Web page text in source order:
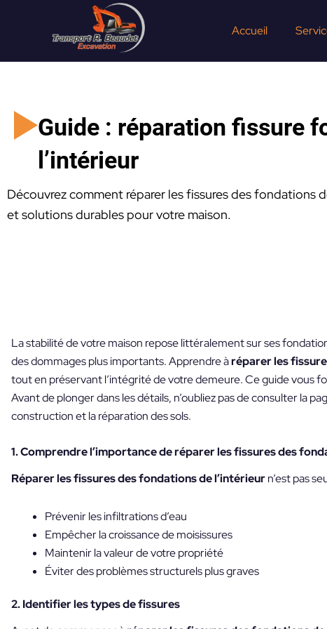
Accueil
Guide : réparation fissure
l’intérieur
Découvrez comment réparer les fissures des fondations
et solutions durables pour votre maison.
La stabilité de votre maison repose littéralement sur ses
des dommages plus importants. Apprendre àréparer les
tout en préservant l’intégrité de votre demeure. Ce guide vous
Avant de plonger dans les détails, n’oubliez pas de consulter la
construction et la réparation des sols.
1. Comprendre l’importance de réparer les fissures des
Réparer les fissures des fondations de l’intérieurn’est pas
Prévenir les infiltrations d’eau
Empêcher la croissance de moisissures
Maintenir la valeur de votre propriété
Éviter des problèmes structurels plus graves
2. Identifier les types de fissures